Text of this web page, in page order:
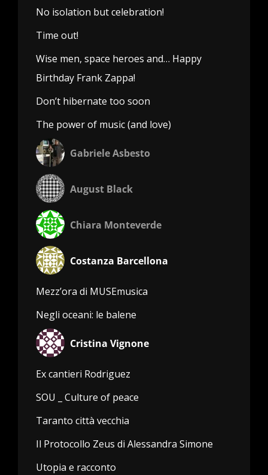
No isolation but celebration!
Time out!
Wise men, space heroes and… Happy
Birthday Frank Zappa!
Don’t hibernate too soon
The power of music (and love)
Gabriele Asbesto
August Black
Chiara Monteverde
Costanza Barcellona
Mezz’ora di MUSEmusica
Negli oceani: le balene
Cristina Vignone
Ex cantieri Rodriguez
SOU _ Culture of peace
Taranto città vecchia
Il Protocollo Zeus di Alessandra Simone
Utopia e racconto